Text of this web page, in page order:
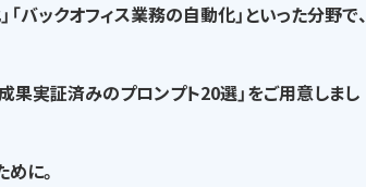
バックオフィス業務の自動化」といった分野で、
果実証済みのプロンプト20選」をご用意しまし
に。